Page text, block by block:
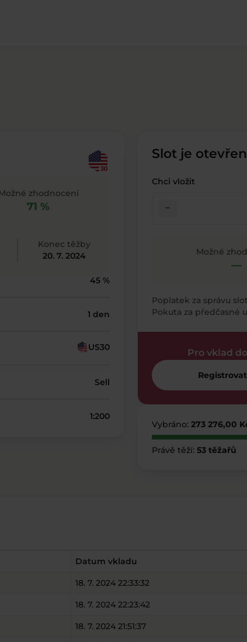
Možné zhodnocení
71 %
Konec těžby
20. 7. 2024
45 %
1 den
US30
Sell
1:200
Slot je
Chci vložit
check_indeterminate_small
Možné
—
Poplatek za správu
Pokuta za předčasné
Pro vklad
Vybráno: 273 276,00
Právě těží: 53 těžařů
Datum vkladu
18. 7. 2024 22:33:32
18. 7. 2024 22:23:42
18. 7. 2024 21:51:37